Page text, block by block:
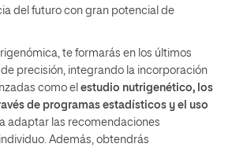
del futuro con gran potencial de
te formarás en los últimos
precisión, integrando la incorporación
como el estudio nutrigenético, los
de programas estadísticos y el uso
adaptar las recomendaciones
Además, obtendrás